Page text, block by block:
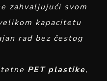
zahvaljujući svom
kapacitetu
rad bez čestog
PET plastike,